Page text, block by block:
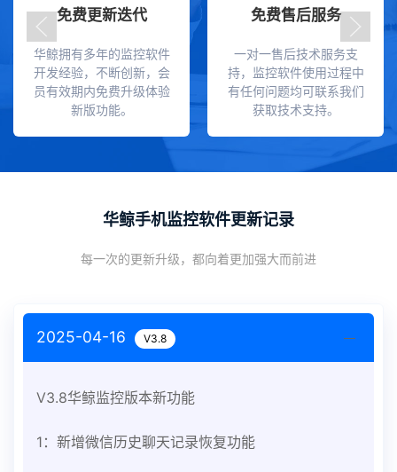
免费更新迭代
华鲸拥有多年的监控软件
开发经验，不断创新，会
员有效期内免费升级体验
新版功能。
免费售后服务
一对一售后技术服务支
持，监控软件使用过程中
有任何问题均可联系我们
获取技术支持。
华鲸手机监控软件更新记录
每一次的更新升级，都向着更加强大而前进
2025-04-16 V3.8
V3.8华鲸监控版本新功能
1：新增微信历史聊天记录恢复功能